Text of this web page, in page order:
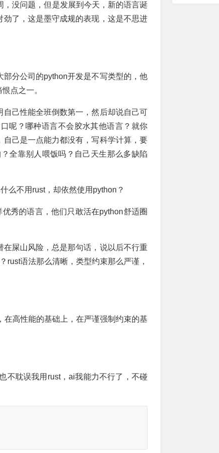
没问题，但是发展到今天，新的语言诞
了，这是墨守成规的表现，这是不思进
分公司的python开发是不写类型的，他
点之一。
己性能全班倒数第一，然后却说自己可
呢？哪种语言不会胶水其他语言？就你
己是一点能力都没有，写科学计算，要
全靠别人喂饭吗？自己天生那么多缺陷
么不用rust，却依然使用python？
秀的语言，他们只敢活在python舒适圈
屎山风险，总是那句话，说以后不行重
rust语法那么清晰，类型约束那么严谨，
高性能的基础上，在严谨强制约束的基
不耽误我用rust，ai我能力不行了，不碰